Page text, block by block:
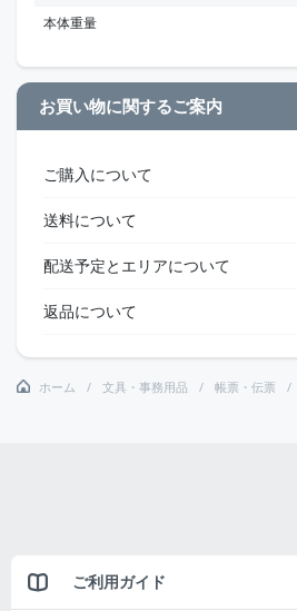
本体重量
お買い物に関するご案内
ご購入について
送料について
配送予定とエリアについて
返品について
ホーム 文具・事務用品 帳票・伝票
ご利用ガイド